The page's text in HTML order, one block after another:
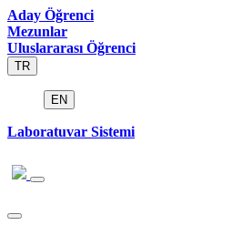
Aday Öğrenci
Mezunlar
Uluslararası Öğrenci
TR
EN
Laboratuvar Sistemi